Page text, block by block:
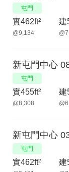
屯門
實462ft²
@9,134
建
屯門
新屯門中心
實455ft²
@8,308
建
屯門
新屯門中心
實462ft² 建